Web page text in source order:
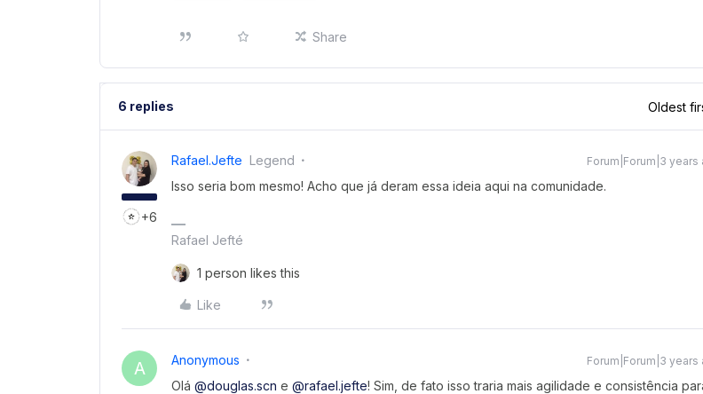
Share
6 replies Oldest
+6
Rafael.jefte Legend Forum|Forum|3 years
Isso seria bom mesmo! Acho que já deram essa ideia aqui na comunidade.
Rafael Jefté
1 person likes this
Like
A Anonymous Forum|Forum|3 years
Olá @douglas.scn e @rafael.jefte! Sim, de fato isso traria mais agilidade e consistência